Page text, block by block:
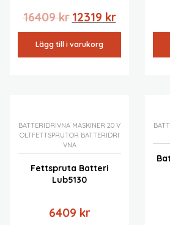
16409kr Det
ursprungliga
priset
var:
12319 krDet
nuvarande
är:
Lägg till i varukorg
BATTERIDRIVNA MASKINER 20 V
OLTFETTSPRUTOR BATTERIDRI
VNA
Fettspruta Batteri
Lub5130
6409 kr